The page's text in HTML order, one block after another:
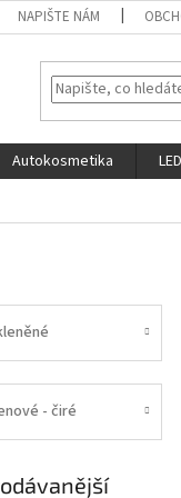
NAPIŠTE NÁM
Autokosmetika
- čiré